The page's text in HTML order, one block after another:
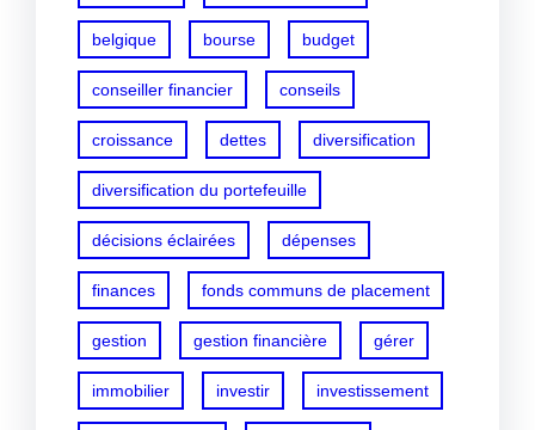
belgique bourse budget
conseiller financier conseils
croissance dettes diversification
diversification du portefeuille
décisions éclairées dépenses
finances fonds communs de placement
gestion gestion financière gérer
immobilier investir investissement